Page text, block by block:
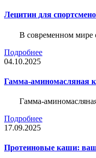
Лецитин для
В современном мире
Подробнее
04.10.2025
Гамма-аминомасляная
Гамма-
Подробнее
17.09.2025
Протеиновые каши: